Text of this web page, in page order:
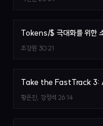
Tokens/$ 극대화를 위한
조강원 30:21
Take the FastTrack
황은진, 강정석 26:14